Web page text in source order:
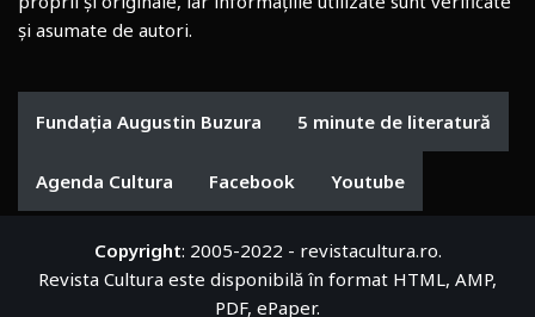
și asumate de autori.
Fundația Augustin Buzura 5 minute de literatură
Agenda Cultura Facebook Youtube
Copyright: 2005-2022 - revistacultura.ro.
Revista Cultura este disponibilă în format HTML, AMP,
PDF, ePaper.